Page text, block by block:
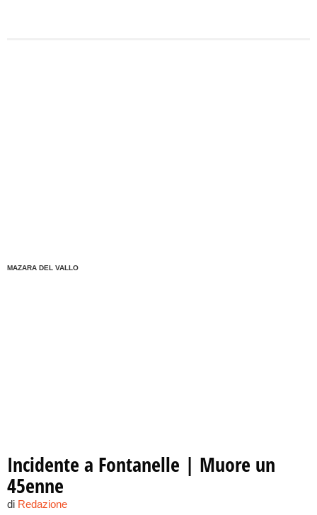
MAZARA DEL VALLO
Incidente a Fontanelle | Muore un
45enne
di Redazione